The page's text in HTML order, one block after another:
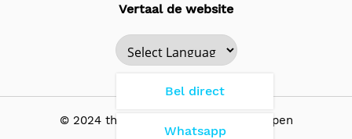
Vertaal de website
Powered by
© 2024 the Wellness Room - Antwerpen
Bel direct
Whatsapp